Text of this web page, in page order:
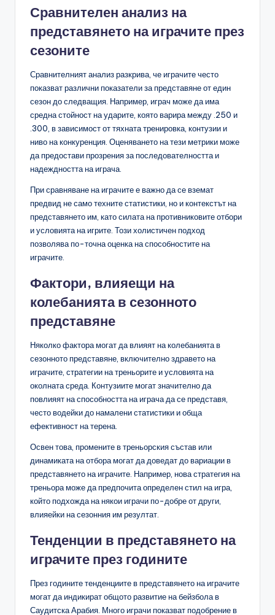
Сравнителен анализ на
представянето на играчите през
сезоните
Сравнителният анализ разкрива, че играчите често
показват различни показатели за представяне от един
сезон до следващия. Например, играч може да има
средна стойност на ударите, която варира между .250 и
.300, в зависимост от тяхната тренировка, контузии и
ниво на конкуренция. Оценяването на тези метрики може
да предостави прозрения за последователността и
надеждността на играча.
При сравняване на играчите е важно да се вземат
предвид не само техните статистики, но и контекстът на
представянето им, като силата на противниковите отбори
и условията на игрите. Този холистичен подход
позволява по-точна оценка на способностите на
играчите.
Фактори, влияещи на
колебанията в сезонното
представяне
Няколко фактора могат да влияят на колебанията в
сезонното представяне, включително здравето на
играчите, стратегии на треньорите и условията на
околната среда. Контузиите могат значително да
повлияят на способността на играча да се представя,
често водейки до намалени статистики и обща
ефективност на терена.
Освен това, промените в треньорския състав или
динамиката на отбора могат да доведат до вариации в
представянето на играчите. Например, нова стратегия на
треньора може да предпочита определен стил на игра,
който подхожда на някои играчи по-добре от други,
влияейки на сезонния им резултат.
Тенденции в представянето на
играчите през годините
През годините тенденциите в представянето на играчите
могат да индикират общото развитие на бейзбола в
Саудитска Арабия. Много играчи показват подобрение в